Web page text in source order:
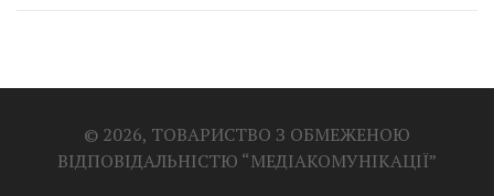
© 2026, ТОВАРИСТВО З ОБМЕЖЕНОЮ
ВІДПОВІДАЛЬНІСТЮ “МЕДІАКОМУНІКАЦІЇ”